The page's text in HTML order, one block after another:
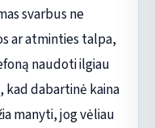
svarbus ne
ar atminties talpa,
naudoti ilgiau
kad dabartinė kaina
manyti, jog vėliau